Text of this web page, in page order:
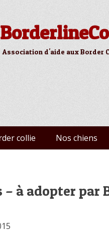
Association d'aide aux Border
collie Nos chiens
– à adopter par